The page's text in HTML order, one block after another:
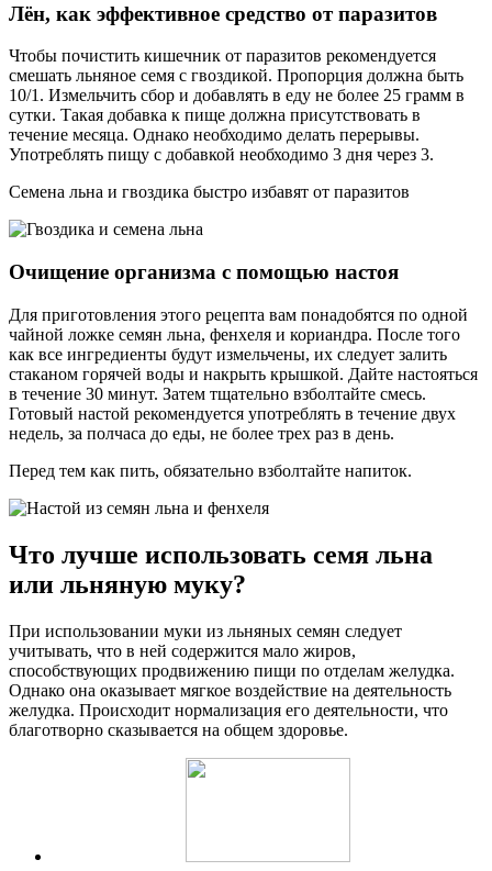
Лён, как эффективное средство от паразитов
Чтобы почистить кишечник от паразитов рекомендуется
смешать льняное семя с гвоздикой. Пропорция должна быть
10/1. Измельчить сбор и добавлять в еду не более 25 грамм в
сутки. Такая добавка к пище должна присутствовать в
течение месяца. Однако необходимо делать перерывы.
Употреблять пищу с добавкой необходимо 3 дня через 3.
Семена льна и гвоздика быстро избавят от паразитов
Очищение организма с помощью настоя
Для приготовления этого рецепта вам понадобятся по одной
чайной ложке семян льна, фенхеля и кориандра. После того
как все ингредиенты будут измельчены, их следует залить
стаканом горячей воды и накрыть крышкой. Дайте настояться
в течение 30 минут. Затем тщательно взболтайте смесь.
Готовый настой рекомендуется употреблять в течение двух
недель, за полчаса до еды, не более трех раз в день.
Перед тем как пить, обязательно взболтайте напиток.
Что лучше использовать семя льна
или льняную муку?
При использовании муки из льняных семян следует
учитывать, что в ней содержится мало жиров,
способствующих продвижению пищи по отделам желудка.
Однако она оказывает мягкое воздействие на деятельность
желудка. Происходит нормализация его деятельности, что
благотворно сказывается на общем здоровье.